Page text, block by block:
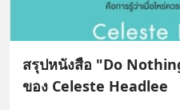
สรุปหนังสือ "Do
ของ Celeste Headlee